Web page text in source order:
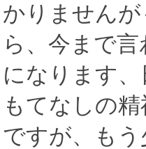
かりません
ら、今まで
になります
もてなしの
ですが、も